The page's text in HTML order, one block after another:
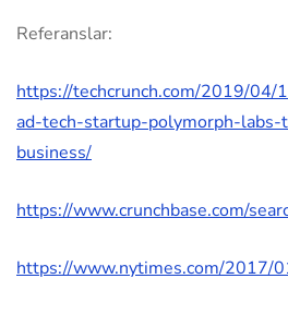
Referanslar:
https://techcrunch.com/2019/04/
ad-tech-startup-polymorph-
business/
https://www.crunchbase.com/
https://www.nytimes.com/2017/